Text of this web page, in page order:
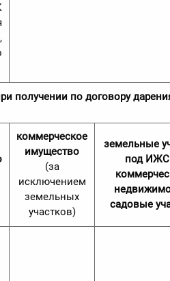
получении по договору
коммерческое
имущество
(за
исключением
земельных
участков)
земельные
под
садовые